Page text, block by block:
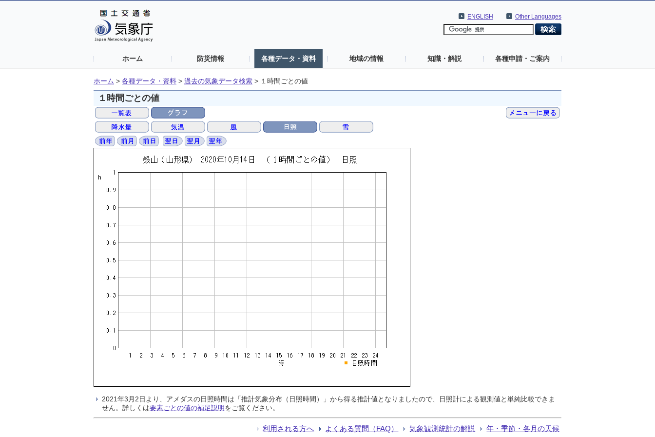
Other Languages
ENGLISH
ホーム 防災情報 各種データ・資料 地域の情報 知識・解説 各種申請・ご案内
ホーム > 各種データ・資料 > 過去の気象データ検索 > １時間ごとの値
１時間ごとの値
2021年3月2日より、アメダスの日照時間は「推計気象分布（日照時間）」から得る推計値となりましたので、日照計による観測値と単純比較できま
せん。詳しくは要素ごとの値の補足説明をご覧ください。
利用される方へ よくある質問（FAQ） 気象観測統計の解説 年・季節・各月の天候